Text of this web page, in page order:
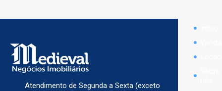
Atendimento de Segunda a Sexta (exceto